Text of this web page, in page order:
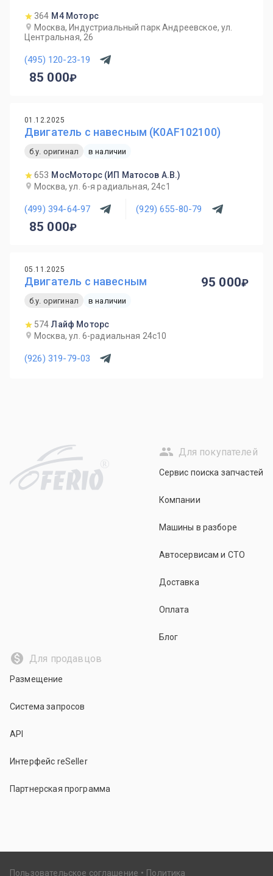
364 М4 Моторс
Москва, Индустриальный парк Андреевское, ул.
Центральная, 26
(495) 120-23-19
85 000
01.12.2025
Двигатель с навесным (K0AF102100)
б.у. оригинал в наличии
653 МосМоторс (ИП Матосов А.В.)
Москва, ул. 6-я радиальная, 24с1
(499) 394-64-97 (929) 655-80-79
85 000
05.11.2025
Двигатель с навесным
б.у. оригинал в наличии
574 Лайф Моторс
Москва, ул. 6-радиальная 24с10
(926) 319-79-03
95 000
R
Для покупателей
Сервис поиска запчастей
Компании
Машины в разборе
Автосервисам и СТО
Доставка
Оплата
Блог
Для продавцов
Размещение
Система запросов
API
Интерфейс reSeller
Партнерская программа
Пользовательское соглашение Политика